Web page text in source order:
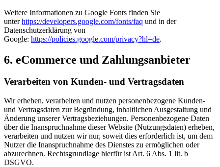
Weitere Informationen zu Google Fonts finden Sie
unterhttps://developers.google.com/fonts/faq und in der
Datenschutzerklärung von
Google: https://policies.google.com/privacy?hl=de.
6. eCommerce und Zahlungs­anbieter
Verarbeiten von Kunden- und Vertragsdaten
Wir erheben, verarbeiten und nutzen personenbezogene Kunden-
und Vertragsdaten zur Begründung, inhaltlichen Ausgestaltung und
Änderung unserer Vertragsbeziehungen. Personenbezogene Daten
über die Inanspruchnahme dieser Website (Nutzungsdaten) erheben,
verarbeiten und nutzen wir nur, soweit dies erforderlich ist, um dem
Nutzer die Inanspruchnahme des Dienstes zu ermöglichen oder
abzurechnen. Rechtsgrundlage hierfür ist Art. 6 Abs. 1 lit. b
DSGVO.